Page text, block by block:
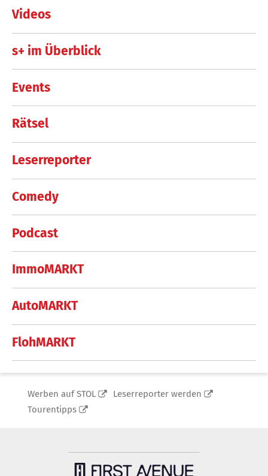
Videos
s+ im Überblick
Events
Rätsel
Leserreporter
Comedy
Podcast
ImmoMARKT
AutoMARKT
FlohMARKT
Werben auf STOL
Leserreporter werden
Tourentipps